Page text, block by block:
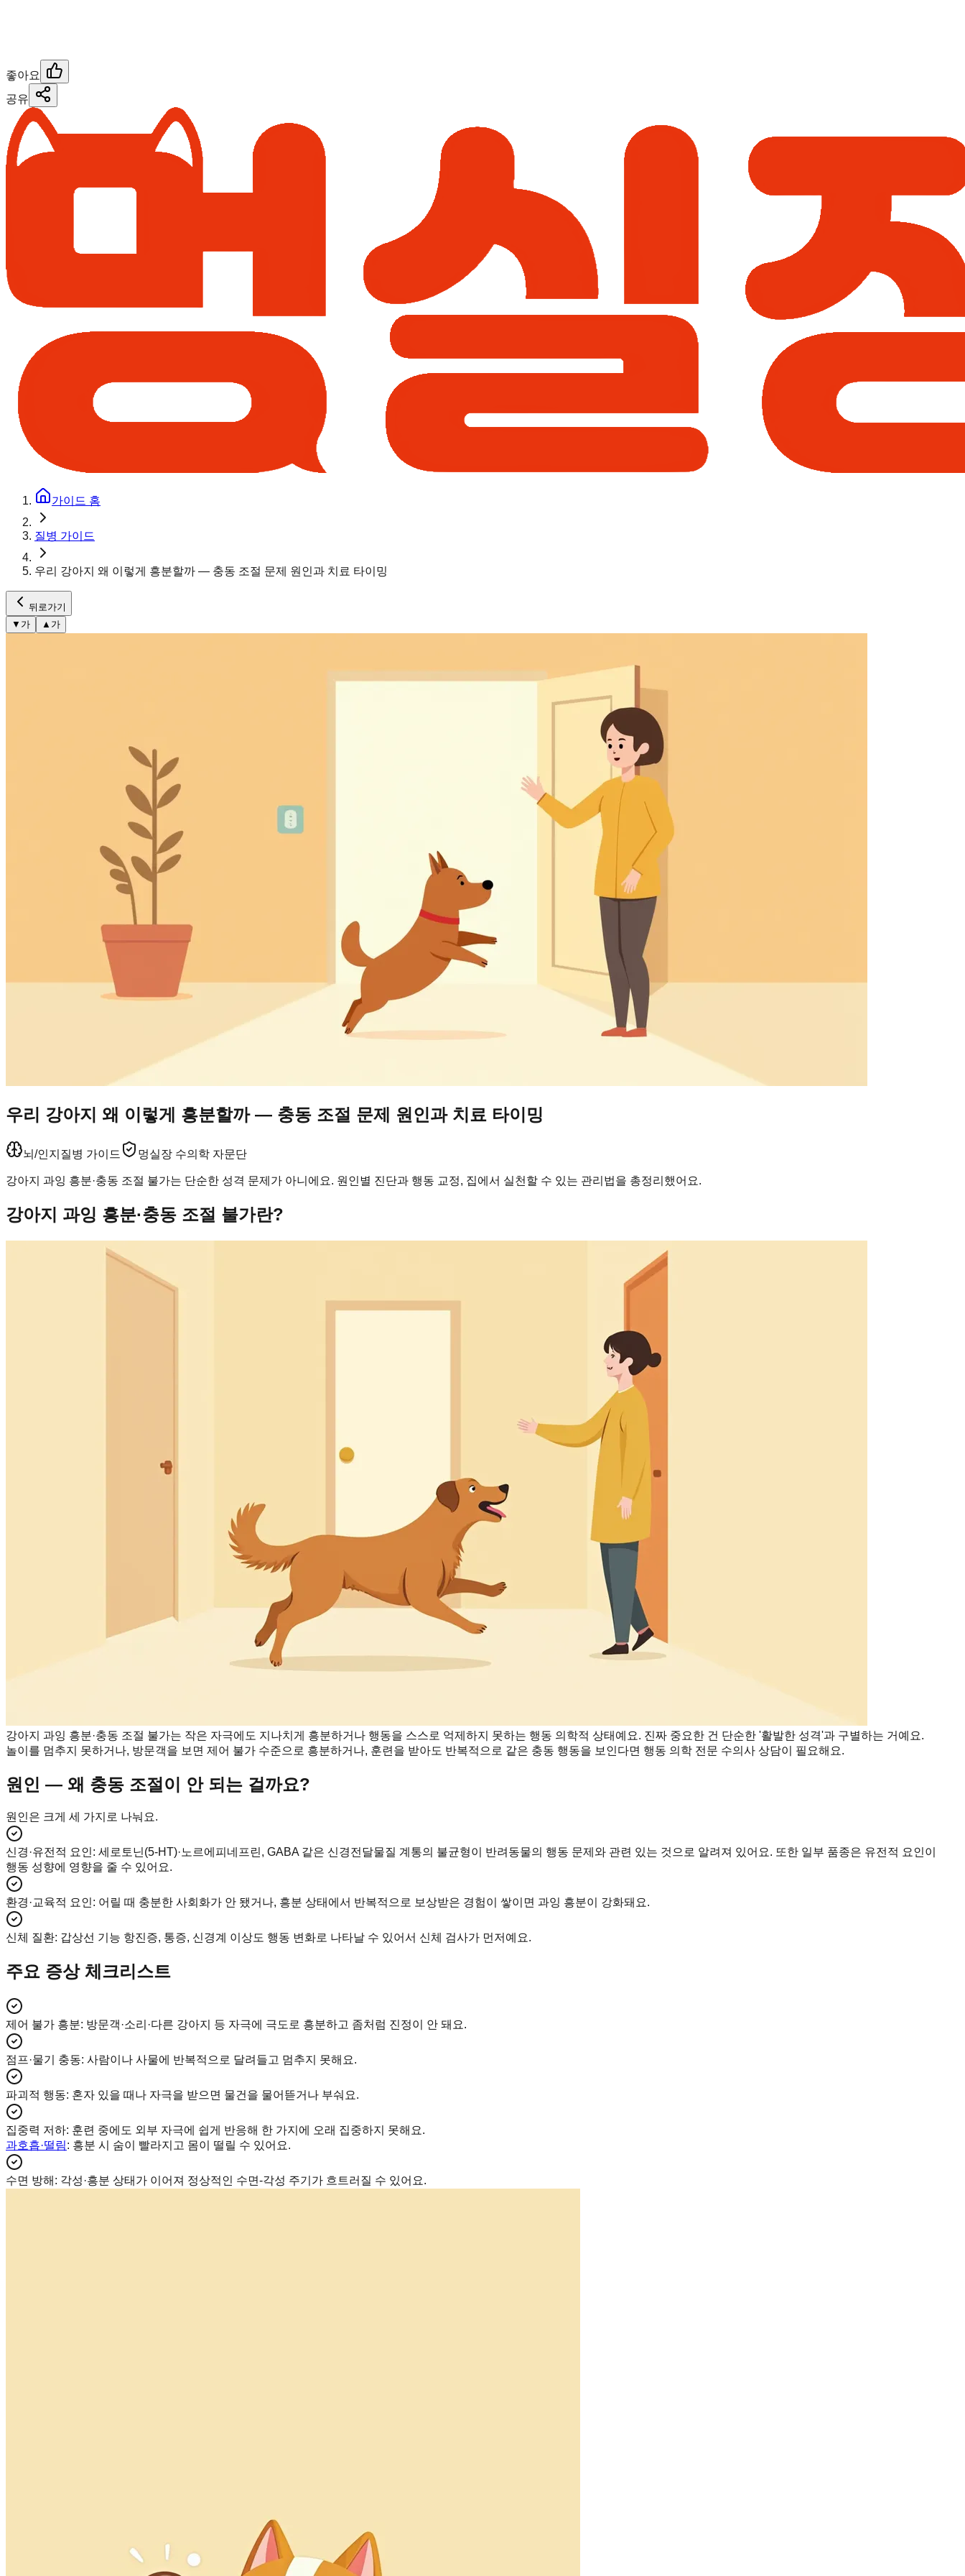
좋아요
공유
가이드 홈
질병 가이드
우리 강아지 왜 이렇게 흥분할까 — 충동 조절 문제 원인과 치료 타이밍
뒤로가기
▼ 가 ▲ 가
우리 강아지 왜 이렇게 흥분할까 — 충동 조절 문제 원인과 치료 타이밍
뇌/인지 질병 가이드 멍실장 수의학 자문단
강아지 과잉 흥분·충동 조절 불가는 단순한 성격 문제가 아니에요. 원인별 진단과 행동 교정, 집에서 실천할 수 있는 관리법을 총정리했어요.
강아지 과잉 흥분·충동 조절 불가란?
강아지 과잉 흥분·충동 조절 불가는 작은 자극에도 지나치게 흥분하거나 행동을 스스로 억제하지 못하는 행동 의학적 상태예요. 진짜 중요한 건 단순한 '활발한 성격'과 구별하는 거예요.
놀이를 멈추지 못하거나, 방문객을 보면 제어 불가 수준으로 흥분하거나, 훈련을 받아도 반복적으로 같은 충동 행동을 보인다면 행동 의학 전문 수의사 상담이 필요해요.
원인 — 왜 충동 조절이 안 되는 걸까요?
원인은 크게 세 가지로 나눠요.
신경·유전적 요인: 세로토닌(5-HT)·노르에피네프린, GABA 같은 신경전달물질 계통의 불균형이 반려동물의 행동 문제와 관련 있는 것으로 알려져 있어요. 또한 일부 품종은 유전적 요인이
행동 성향에 영향을 줄 수 있어요.
환경·교육적 요인: 어릴 때 충분한 사회화가 안 됐거나, 흥분 상태에서 반복적으로 보상받은 경험이 쌓이면 과잉 흥분이 강화돼요.
신체 질환: 갑상선 기능 항진증, 통증, 신경계 이상도 행동 변화로 나타날 수 있어서 신체 검사가 먼저예요.
주요 증상 체크리스트
제어 불가 흥분: 방문객·소리·다른 강아지 등 자극에 극도로 흥분하고 좀처럼 진정이 안 돼요.
점프·물기 충동: 사람이나 사물에 반복적으로 달려들고 멈추지 못해요.
파괴적 행동: 혼자 있을 때나 자극을 받으면 물건을 물어뜯거나 부숴요.
집중력 저하: 훈련 중에도 외부 자극에 쉽게 반응해 한 가지에 오래 집중하지 못해요.
과호흡·떨림: 흥분 시 숨이 빨라지고 몸이 떨릴 수 있어요.
수면 방해 : 각성·흥분 상태가 이어져 정상적인 수면-각성 주기가 흐트러질 수 있어요.